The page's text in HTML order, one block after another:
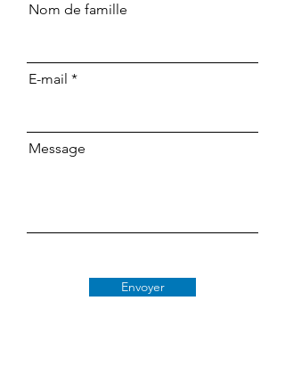
Nom de famille
E-mail
Message
Envoyer